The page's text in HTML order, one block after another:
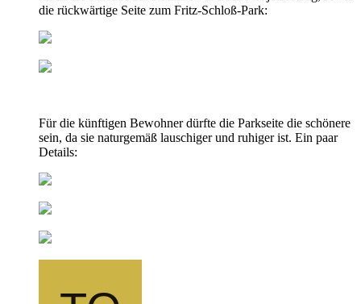
die rückwärtige Seite zum Fritz-Schloß-Park:
Für die künftigen Bewohner dürfte die Parkseite die schönere
sein, da sie naturgemäß lauschiger und ruhiger ist. Ein paar
Details: